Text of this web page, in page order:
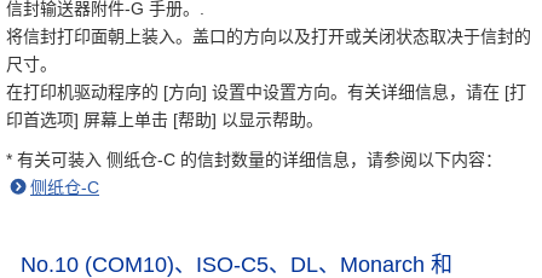
信封输送器附件-G 手册。.
将信封打印面朝上装入。盖口的方向以及打开或关闭状态取决于信封的
尺寸。
在打印机驱动程序的 [方向] 设置中设置方向。有关详细信息，请在 [打
印首选项] 屏幕上单击 [帮助] 以显示帮助。
* 有关可装入 侧纸仓-C 的信封数量的详细信息，请参阅以下内容：
侧纸仓-C
No.10 (COM10)、ISO-C5、DL、Monarch 和